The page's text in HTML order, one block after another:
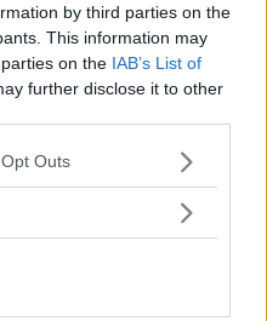
by third parties on the
This information may
on the IAB’s List of
further disclose it to other
uses one or more Google
You may click to
purposes in below Google
Outs
"Test & Wow"-
gör det möjligt
objektiv under fem
passar dina
NU